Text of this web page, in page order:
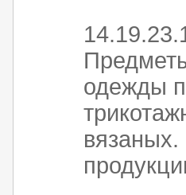
одежды
вязаных.